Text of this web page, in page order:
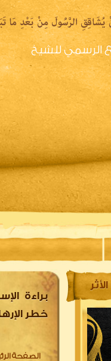
الرسمي للشيخ
سيرة
براءة
خطر
الصفحة